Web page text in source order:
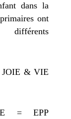
dans la
ont
JOIE & VIE
= EPP